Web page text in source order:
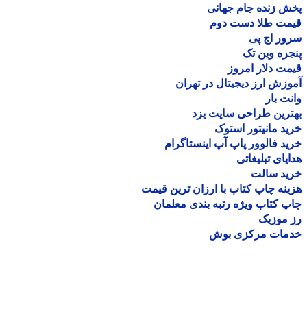
زنده جام جهانی
طلا دست دوم
اچ پی
وین تک
دلار امروز
ارز دیجیتال در تهران
بار
طراحی سایت یزد
مانیتور استوک
فالوور پاپ آپ اینستاگرام
تبلیغاتی
سالت
چاپ کتاب با ارزان ترین قیمت
کتاب ویژه رتبه بندی معلمان
موزیک
مرکزی بوش